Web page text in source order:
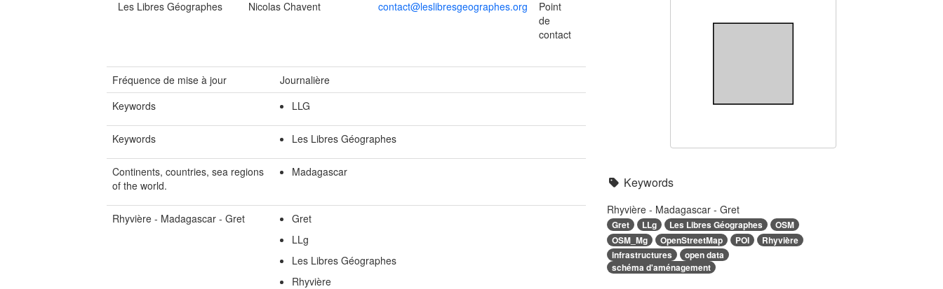
Les Libres Géographes
Nicolas Chavent contact@leslibresgeographes.org
Point
de
contact
Fréquence de mise à jour
Journalière
Keywords
LLG
Keywords Les Libres Géographes
Continents, countries, sea regions
of the world.
Madagascar
Rhyvière - Madagascar - Gret
Gret
LLg
Les Libres Géographes
Rhyvière
Keywords
Rhyvière - Madagascar - Gret
Gret LLg Les Libres Géographes
OSM
OSM_Mg
OpenStreetMap POI
Rhyvière
infrastructures
open data
schéma d'aménagement